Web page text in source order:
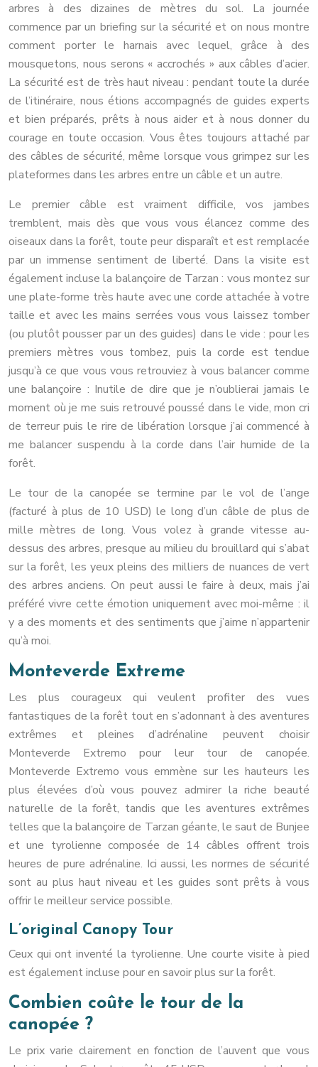
arbres à des dizaines de mètres du sol. La journée
commence par un briefing sur la sécurité et on nous montre
comment porter le harnais avec lequel, grâce à des
mousquetons, nous serons « accrochés » aux câbles d’acier.
La sécurité est de très haut niveau : pendant toute la durée
de l’itinéraire, nous étions accompagnés de guides experts
et bien préparés, prêts à nous aider et à nous donner du
courage en toute occasion. Vous êtes toujours attaché par
des câbles de sécurité, même lorsque vous grimpez sur les
plateformes dans les arbres entre un câble et un autre.
Le premier câble est vraiment difficile, vos jambes
tremblent, mais dès que vous vous élancez comme des
oiseaux dans la forêt, toute peur disparaît et est remplacée
par un immense sentiment de liberté. Dans la visite est
également incluse la balançoire de Tarzan : vous montez sur
une plate-forme très haute avec une corde attachée à votre
taille et avec les mains serrées vous vous laissez tomber
(ou plutôt pousser par un des guides) dans le vide : pour les
premiers mètres vous tombez, puis la corde est tendue
jusqu’à ce que vous vous retrouviez à vous balancer comme
une balançoire : Inutile de dire que je n’oublierai jamais le
moment où je me suis retrouvé poussé dans le vide, mon cri
de terreur puis le rire de libération lorsque j’ai commencé à
me balancer suspendu à la corde dans l’air humide de la
forêt.
Le tour de la canopée se termine par le vol de l’ange
(facturé à plus de 10 USD) le long d’un câble de plus de
mille mètres de long. Vous volez à grande vitesse au-
dessus des arbres, presque au milieu du brouillard qui s’abat
sur la forêt, les yeux pleins des milliers de nuances de vert
des arbres anciens. On peut aussi le faire à deux, mais j’ai
préféré vivre cette émotion uniquement avec moi-même : il
y a des moments et des sentiments que j’aime n’appartenir
qu’à moi.
Monteverde Extreme
Les plus courageux qui veulent profiter des vues
fantastiques de la forêt tout en s’adonnant à des aventures
extrêmes et pleines d’adrénaline peuvent choisir
Monteverde Extremo pour leur tour de canopée.
Monteverde Extremo vous emmène sur les hauteurs les
plus élevées d’où vous pouvez admirer la riche beauté
naturelle de la forêt, tandis que les aventures extrêmes
telles que la balançoire de Tarzan géante, le saut de Bunjee
et une tyrolienne composée de 14 câbles offrent trois
heures de pure adrénaline. Ici aussi, les normes de sécurité
sont au plus haut niveau et les guides sont prêts à vous
offrir le meilleur service possible.
L’original Canopy Tour
Ceux qui ont inventé la tyrolienne. Une courte visite à pied
est également incluse pour en savoir plus sur la forêt.
Combien coûte le tour de la
canopée ?
Le prix varie clairement en fonction de l’auvent que vous